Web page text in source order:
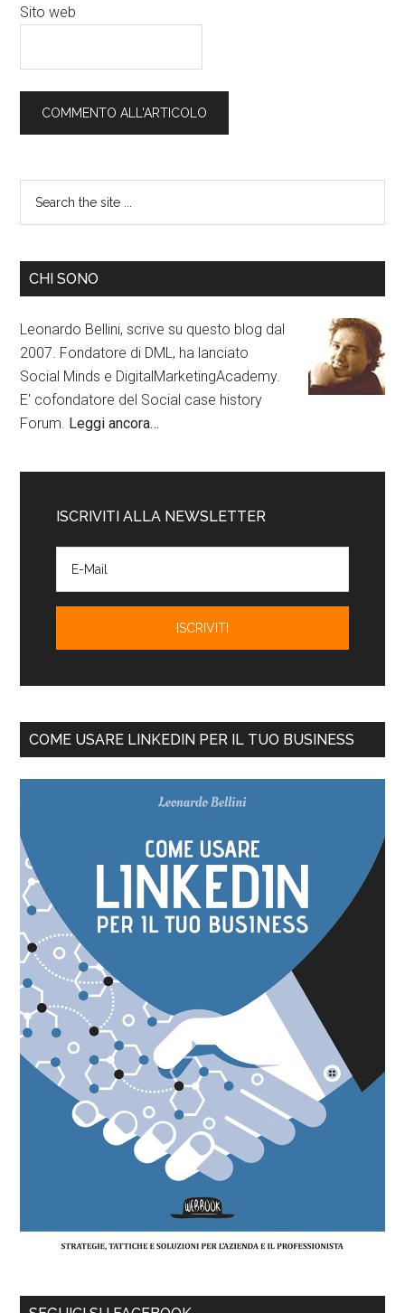
Sito web
CHI SONO
Leonardo Bellini, scrive su questo blog dal
2007. Fondatore di DML, ha lanciato
Social Minds e DigitalMarketingAcademy.
E' cofondatore del Social case history
Forum. Leggi ancora…
ISCRIVITI ALLA NEWSLETTER
COME USARE LINKEDIN PER IL TUO BUSINESS